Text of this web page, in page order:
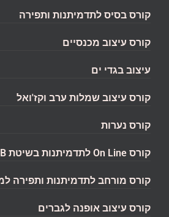
קורס בסיס לתדמיתנות ותפירה
קורס עיצוב מכנסיים
עיצוב בגדי ים
קורס עיצוב שמלות ערב וקז'ואל
קורס נערות
קורס On Line לתדמיתנות בשיטת AB
קורס מורחב לתדמיתנות ותפירה
קורס עיצוב אופנה לגברים